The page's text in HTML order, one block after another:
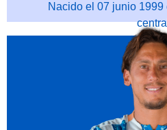
Nacido el 07 junio